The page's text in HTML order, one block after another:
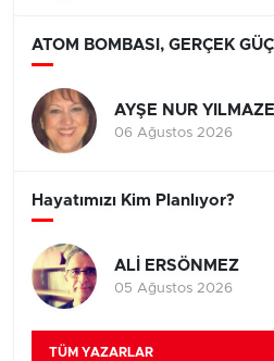
ATOM BOMBASI, GERÇEK
AYŞE NUR
06 Ağustos 2026
Hayatımızı Kim Planlıyor?
ALİ ERSÖNMEZ
05 Ağustos 2026
TÜM YAZARLAR